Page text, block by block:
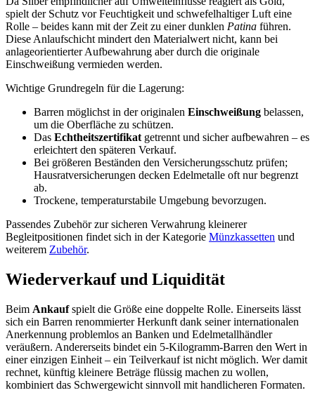
spielt der Schutz vor Feuchtigkeit und schwefelhaltiger Luft eine
Rolle – beides kann mit der Zeit zu einer dunklen Patina führen.
Diese Anlaufschicht mindert den Materialwert nicht, kann bei
anlageorientierter Aufbewahrung aber durch die originale
Einschweißung vermieden werden.
Wichtige Grundregeln für die Lagerung:
Barren möglichst in der originalen Einschweißung belassen,
um die Oberfläche zu schützen.
Das Echtheitszertifikat getrennt und sicher aufbewahren – es
erleichtert den späteren Verkauf.
Bei größeren Beständen den Versicherungsschutz prüfen;
Hausratversicherungen decken Edelmetalle oft nur begrenzt
ab.
Trockene, temperaturstabile Umgebung bevorzugen.
Passendes Zubehör zur sicheren Verwahrung kleinerer
Begleitpositionen findet sich in der Kategorie Münzkassetten und
weiterem Zubehör.
Wiederverkauf und Liquidität
Beim Ankaufspielt die Größe eine doppelte Rolle. Einerseits lässt
sich ein Barren renommierter Herkunft dank seiner internationalen
Anerkennung problemlos an Banken und Edelmetallhändler
veräußern. Andererseits bindet ein 5-Kilogramm-Barren den Wert in
einer einzigen Einheit – ein Teilverkauf ist nicht möglich. Wer damit
rechnet, künftig kleinere Beträge flüssig machen zu wollen,
kombiniert das Schwergewicht sinnvoll mit handlicheren Formaten.